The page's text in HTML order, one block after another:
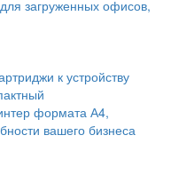
загруженных офисов,
к устройству
формата А4,
вашего бизнеса